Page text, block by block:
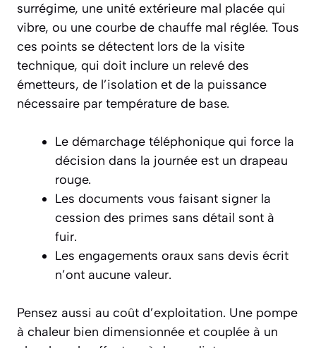
surrégime, une unité extérieure mal placée qui
vibre, ou une courbe de chauffe mal réglée. Tous
ces points se détectent lors de la visite
technique, qui doit inclure un relevé des
émetteurs, de l’isolation et de la puissance
nécessaire par température de base.
Le démarchage téléphonique qui force la
décision dans la journée est un drapeau
rouge.
Les documents vous faisant signer la
cession des primes sans détail sont à
fuir.
Les engagements oraux sans devis écrit
n’ont aucune valeur.
Pensez aussi au coût d’exploitation. Une pompe
à chaleur bien dimensionnée et couplée à un